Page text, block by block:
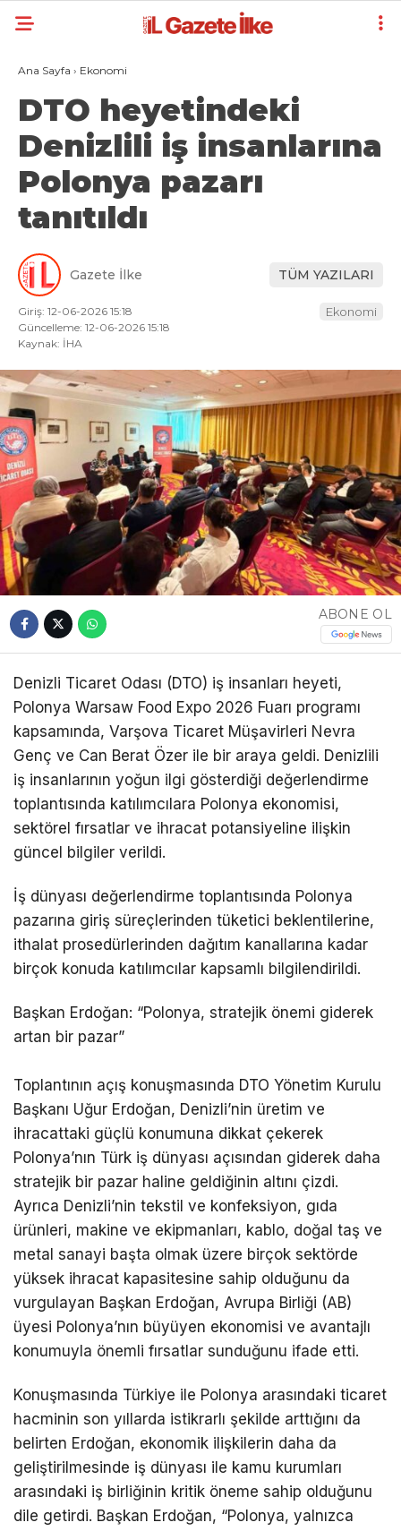
Ana Sayfa › Ekonomi
DTO heyetindeki
Denizlili iş insanlarına
Polonya pazarı
tanıtıldı
Gazete İlke TÜM YAZILARI
Giriş: 12-06-2026 15:18
Güncelleme: 12-06-2026 15:18
Kaynak: İHA
Ekonomi
ABONE OL
Denizli Ticaret Odası (DTO) iş insanları heyeti,
Polonya Warsaw Food Expo 2026 Fuarı programı
kapsamında, Varşova Ticaret Müşavirleri Nevra
Genç ve Can Berat Özer ile bir araya geldi. Denizlili
iş insanlarının yoğun ilgi gösterdiği değerlendirme
toplantısında katılımcılara Polonya ekonomisi,
sektörel fırsatlar ve ihracat potansiyeline ilişkin
güncel bilgiler verildi.
İş dünyası değerlendirme toplantısında Polonya
pazarına giriş süreçlerinden tüketici beklentilerine,
ithalat prosedürlerinden dağıtım kanallarına kadar
birçok konuda katılımcılar kapsamlı bilgilendirildi.
Başkan Erdoğan: “Polonya, stratejik önemi giderek
artan bir pazar”
Toplantının açış konuşmasında DTO Yönetim Kurulu
Başkanı Uğur Erdoğan, Denizli’nin üretim ve
ihracattaki güçlü konumuna dikkat çekerek
Polonya’nın Türk iş dünyası açısından giderek daha
stratejik bir pazar haline geldiğinin altını çizdi.
Ayrıca Denizli’nin tekstil ve konfeksiyon, gıda
ürünleri, makine ve ekipmanları, kablo, doğal taş ve
metal sanayi başta olmak üzere birçok sektörde
yüksek ihracat kapasitesine sahip olduğunu da
vurgulayan Başkan Erdoğan, Avrupa Birliği (AB)
üyesi Polonya’nın büyüyen ekonomisi ve avantajlı
konumuyla önemli fırsatlar sunduğunu ifade etti.
Konuşmasında Türkiye ile Polonya arasındaki ticaret
hacminin son yıllarda istikrarlı şekilde arttığını da
belirten Erdoğan, ekonomik ilişkilerin daha da
geliştirilmesinde iş dünyası ile kamu kurumları
arasındaki iş birliğinin kritik öneme sahip olduğunu
dile getirdi. Başkan Erdoğan, “Polonya, yalnızca